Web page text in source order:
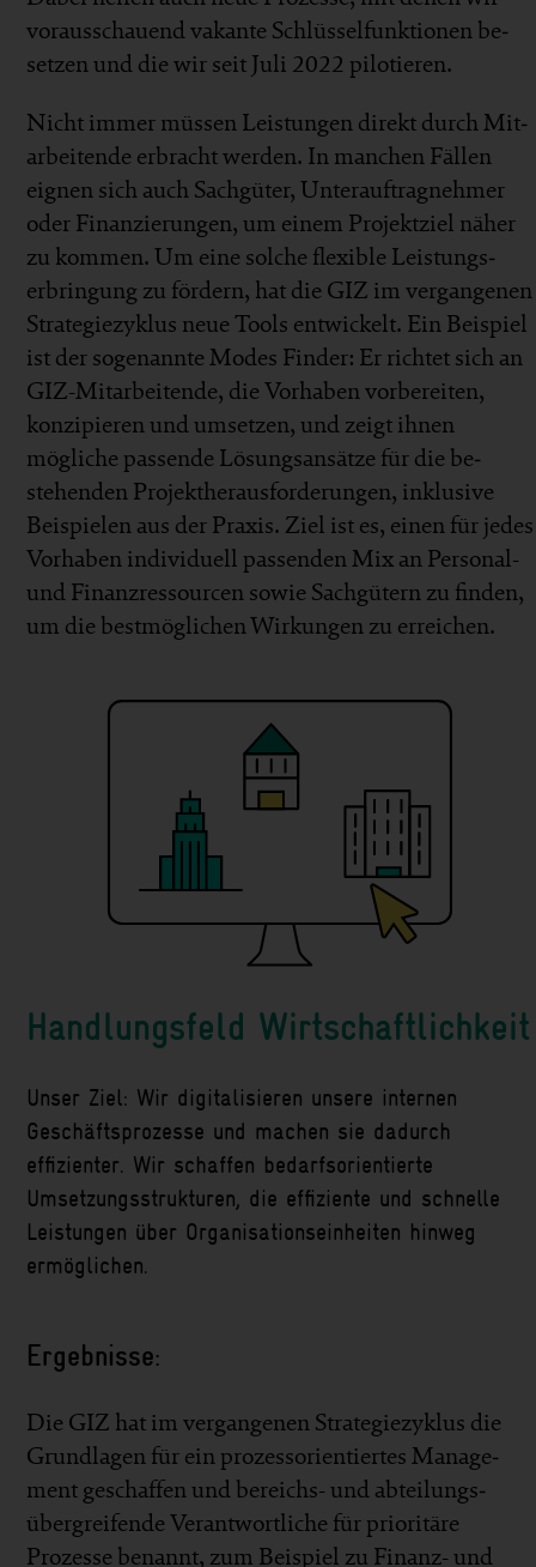
voraus­schauend vakante Schlüssel­funktionen be­
setzen und die wir seit Juli 2022 pilotieren.
Nicht immer müssen Leistungen direkt durch Mit­
arbeitende er­bracht werden. In manchen Fällen
eignen sich auch Sach­güter, Unter­auftrag­nehmer
oder Finan­zie­rungen, um einem Projekt­ziel näher
zu kommen. Um eine solche flexible Leistungs­
erbringung zu fördern, hat die GIZ im ver­gange­nen
Strategie­zyklus neue Tools entwickelt. Ein Bei­spiel
ist der sogenannte Modes Finder: Er richtet sich an
GIZ-Mit­ar­beitende, die Vor­haben vor­bereiten,
konzi­pieren und um­setzen, und zeigt ihnen
mögliche passende Lösungs­ansätze für die be­
stehen­den Projekt­heraus­forde­rungen, inklusive
Bei­spielen aus der Praxis. Ziel ist es, einen für jedes
Vor­haben individuell passenden Mix an Personal-
und Finanz­ressourcen sowie Sach­gütern zu finden,
um die best­möglichen Wirkungen zu er­reichen.
Handlungsfeld Wirtschaftlichkeit
Unser Ziel: Wir digitali­sieren unsere internen
Geschäfts­prozesse und machen sie dadurch
effizienter. Wir schaffen bedarfs­orientierte
Umsetzungs­strukturen, die effiziente und schnelle
Leistungen über Organisations­einheiten hinweg
ermög­lichen.
Ergebnisse:
Die GIZ hat im vergangenen Strategie­zyklus die
Grund­lagen für ein prozess­orientiertes Manage­
ment geschaffen und bereichs- und abteilungs­
übergreifende Verantwort­liche für prioritäre
Prozesse benannt, zum Beispiel zu Finanz- und